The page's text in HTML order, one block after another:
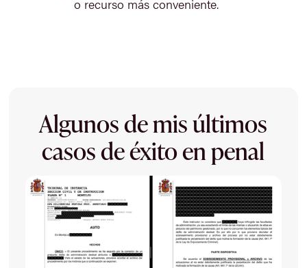
o recurso más conveniente.
Algunos de mis últimos
casos de éxito en penal